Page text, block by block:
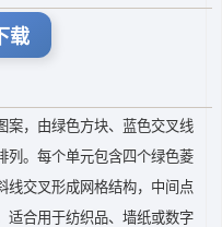
载
案，由绿色方块、蓝色交叉线
列。每个单元包含四个绿色菱
线交叉形成网格结构，中间点
适合用于纺织品、墙纸或数字